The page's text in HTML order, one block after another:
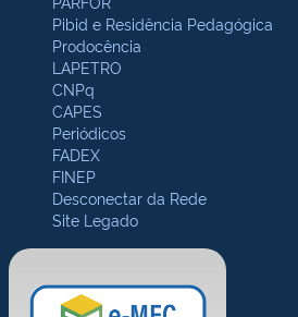
Pibid e Residência Pedagógica
Prodocência
LAPETRO
CNPq
CAPES
Periódicos
FADEX
FINEP
Desconectar da Rede
Site Legado